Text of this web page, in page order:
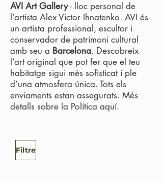
AVI Art Gallery- lloc personal de
l’artista Alex Victor Ihnatenko. AVI és
un artista professional, escultor i
conservador de patrimoni cultural
amb seu a Barcelona. Descobreix
l’art original que pot fer que el teu
habitatge sigui més sofisticat i ple
d’una atmosfera única. Tots els
enviaments estan assegurats. Més
detalls sobre la Política aquí.
Filtre